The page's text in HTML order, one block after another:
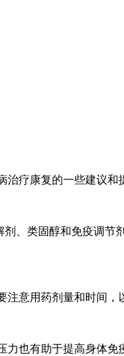
治疗康复的一些建议和
、类固醇和免疫调
意用药剂量和时间，
也有助于提高身体免